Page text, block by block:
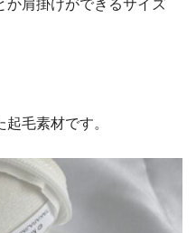
か肩掛けができるサイズ
毛素材です。